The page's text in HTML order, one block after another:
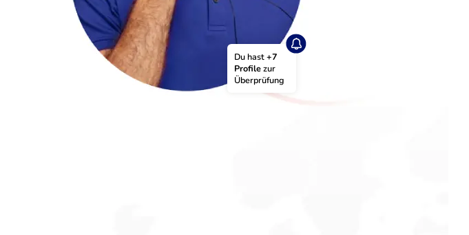
Du hast +7
Profile zur
Überprüfung